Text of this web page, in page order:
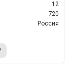
12
720
Россия